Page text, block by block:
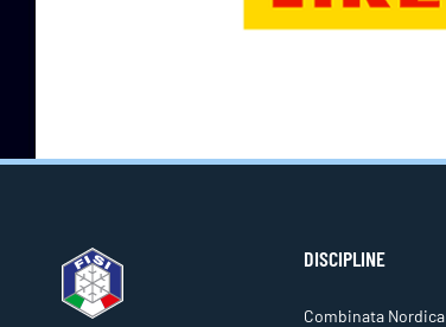
DISCIPLINE
Combinata Nordica